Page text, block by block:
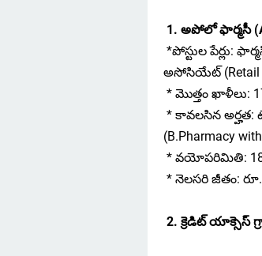
1. అపోలో ఫార్మసీ
*పోస్టుల పేర్లు:
అసోసియేట్ (Retail
* మొత్తం ఖాళీలు:
* కావలసిన అర్హత:
(B.Pharmacy
* వయోపరిమితి: 18
* నెలసరి జీతం: రూ.
2. క్రెడిట్ యాక్సెస్